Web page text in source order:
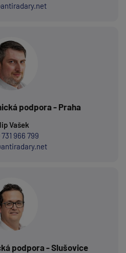
podpora - Praha
Vašek
966 799
podpora - Slušovice